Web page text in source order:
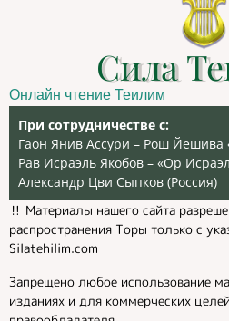
Сила
Онлайн чтение Теилим
При сотрудничестве с:
Гаон Янив Ассури – Рош Йешива
Рав Исраэль Якобов – «Ор
Александр Цви Сыпков (Россия)
‼️ Материалы нашего сайта
распространения Торы только с
Silatehilim.com
Запрещено любое использование
изданиях и для коммерческих